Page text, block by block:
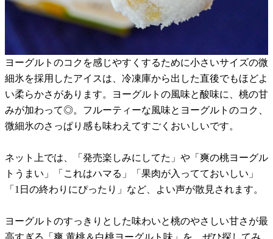
ヨーグルトのコクを感じやすくするために小さいサイズの微
細氷を採用したアイスは、冷凍庫から出した直後でもほどよ
い柔らかさがあります。ヨーグルトの風味と酸味に、桃の甘
みが加わって◎。フルーティーな風味とヨーグルトのコク、
微細氷のさっぱり感も味わえてすごくおいしいです。
ネット上では、「発売楽しみにしてた」や「爽の桃ヨーグル
トうまい」「これはハマる」「果肉が入ってておいしい」
「1日の終わりにぴったり」など、よい声が散見されます。
ヨーグルトのすっきりとした味わいと桃のやさしい甘さが最
高すぎる「爽 黄桃＆白桃ヨーグルト味」を、ぜひ探してみ